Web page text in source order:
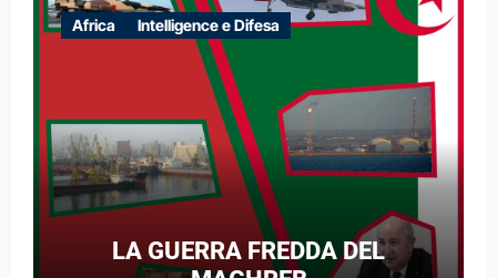
Africa Intelligence e Difesa
LA GUERRA FREDDA DEL